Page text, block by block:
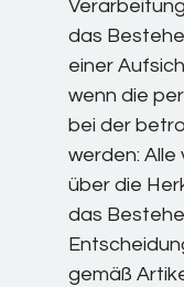
Verarbeitung
das
einer
wenn die
bei der
werden:
über die
das
gemäß